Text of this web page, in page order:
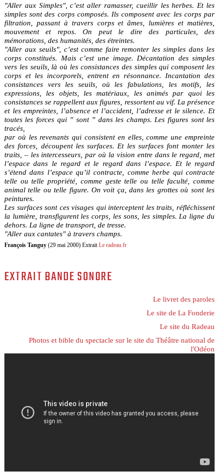
"Aller aux Simples", c’est aller ramasser, cueillir les herbes. Et les
simples sont des corps composés. Ils composent avec les corps par
filtration, passant à travers corps et âmes, lumières et matières,
mouvement et repos. On peut le dire des particules, des
mémorations, des humanités, des étreintes.
"Aller aux seuils", c’est comme faire remonter les simples dans les
corps constitués. Mais c’est une image. Décantation des simples
vers les seuils, là où les consistances des simples qui composent les
corps et les incorporels, entrent en résonnance. Incantation des
consistances vers les seuils, où les fabulations, les motifs, les
expressions, les objets, les matériaux, les animés par quoi les
consistances se rappellent aux figures, ressortent au vif. La présence
et les empreintes, l’absence et l’accident, l’adresse et le silence. Et
toutes les forces qui ” sont ” dans les champs. Les figures sont les
tracés,
par où les revenants qui consistent en elles, comme une empreinte
des forces, découpent les surfaces. Et les surfaces font monter les
traits, – les intercesseurs, par où la vision entre dans le regard, met
l’espace dans le regard et le regard dans l’espace. Et le regard
s’étend dans l’espace qu’il contracte, comme herbe qui contracte
telle ou telle propriété, comme geste telle ou telle faculté, comme
animal telle ou telle figure. On voit ça, dans les grottes où sont les
peintures.
Les surfaces sont ces visages qui interceptent les traits, réfléchissent
la lumière, transfigurent les corps, les sons, les simples. La ligne du
dehors. La ligne de transport, de tresse.
"Aller aux cantates" à travers champs.
François Tanguy(29 mai 2000) Extrait Le radeau.fr
EXTRAIT BANDE SONORE
Le livret des paroles
Le site de La Fonderie
Le site du Radeau
Photos et bible du spectacle sur le site du Théâtre national de
l'Odéon